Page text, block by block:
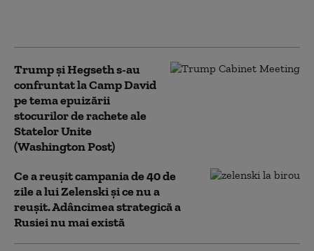
Trump şi Hegseth s-au
confruntat la Camp David
pe tema epuizării
stocurilor de rachete ale
Statelor Unite
(Washington Post)
Ce a reușit campania de 40 de
zile a lui Zelenski și ce nu a
reușit. Adâncimea strategică a
Rusiei nu mai există